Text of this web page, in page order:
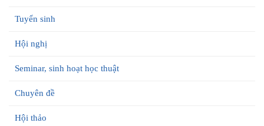
Tuyển sinh
Hội nghị
Seminar, sinh hoạt học thuật
Chuyên đề
Hội thảo